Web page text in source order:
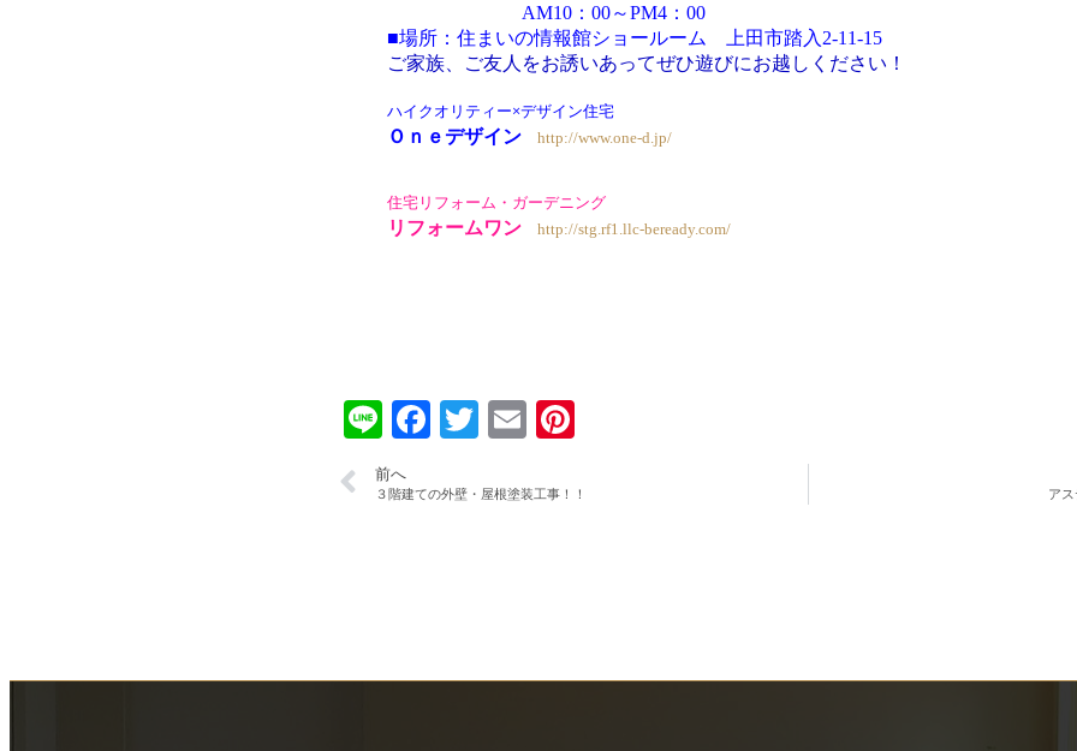
AM10：00～PM4：00
■場所：住まいの情報館ショールーム 上田市踏入2-11-15
ご家族、ご友人をお誘いあってぜひ遊びにお越しください！
ハイクオリティー×デザイン住宅
Ｏｎｅデザイン http://www.one-d.jp/
住宅リフォーム・ガーデニング
リフォームワン http://stg.rf1.llc-beready.com/
LineFacebook
Twitter
Email
前へ
３階建ての外壁・屋根塗装工事！！ ア